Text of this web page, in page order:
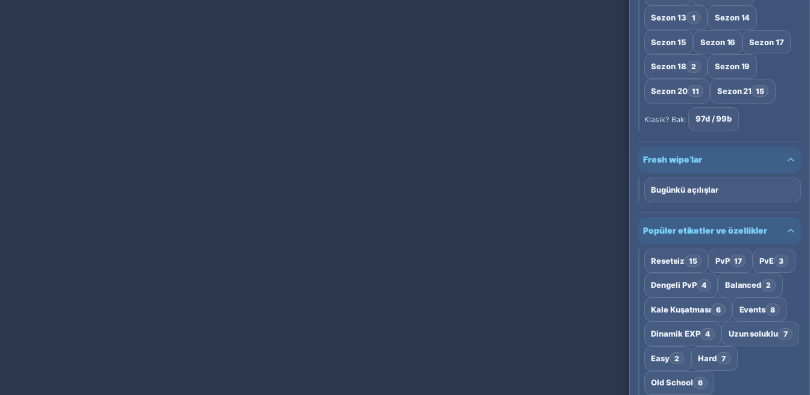
Sezon 13 1 Sezon 14
Sezon 15 Sezon 16 Sezon 17
Sezon 18 2 Sezon 19
Sezon 20 11 Sezon 21 15
Klasik? Bak: 97d / 99b
Fresh wipe’lar
Bugünkü açılışlar
Popüler etiketler ve özellikler
Resetsiz 15 PvP 17 PvE 3
Dengeli PvP 4 Balanced 2
Kale Kuşatması 6 Events 8
Dinamik EXP 4 Uzun soluklu 7
Easy 2 Hard 7
Old School 6